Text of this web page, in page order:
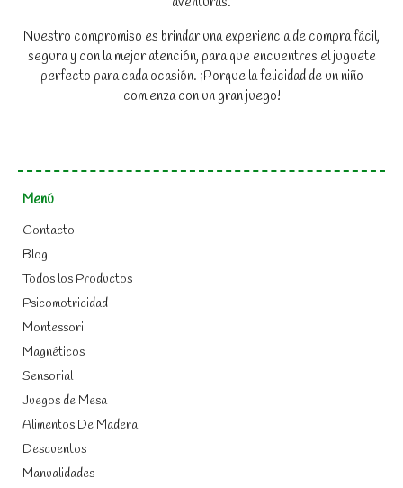
Nuestro compromiso es brindar una experiencia de compra fácil,
segura y con la mejor atención, para que encuentres el juguete
perfecto para cada ocasión. ¡Porque la felicidad de un niño
comienza con un gran juego!
Menú
Contacto
Blog
Todos los Productos
Psicomotricidad
Montessori
Magnéticos
Sensorial
Juegos de Mesa
Alimentos De Madera
Descuentos
Manualidades